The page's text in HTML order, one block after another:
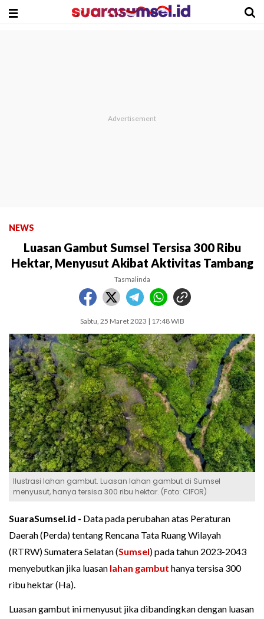
NEWS
Luasan Gambut Sumsel Tersisa 300 Ribu
Hektar, Menyusut Akibat Aktivitas Tambang
Tasmalinda
Sabtu, 25 Maret 2023 | 17:48 WIB
Ilustrasi lahan gambut. Luasan lahan gambut di Sumsel
menyusut, hanya tersisa 300 ribu hektar. (Foto: CIFOR)
SuaraSumsel.id - Data pada perubahan atas Peraturan
Daerah (Perda) tentang Rencana Tata Ruang Wilayah
(RTRW) Sumatera Selatan (Sumsel) pada tahun 2023-2043
menyebutkan jika luasan lahan gambut hanya tersisa 300
ribu hektar (Ha).
Luasan gambut ini menyusut jika dibandingkan dengan luasan